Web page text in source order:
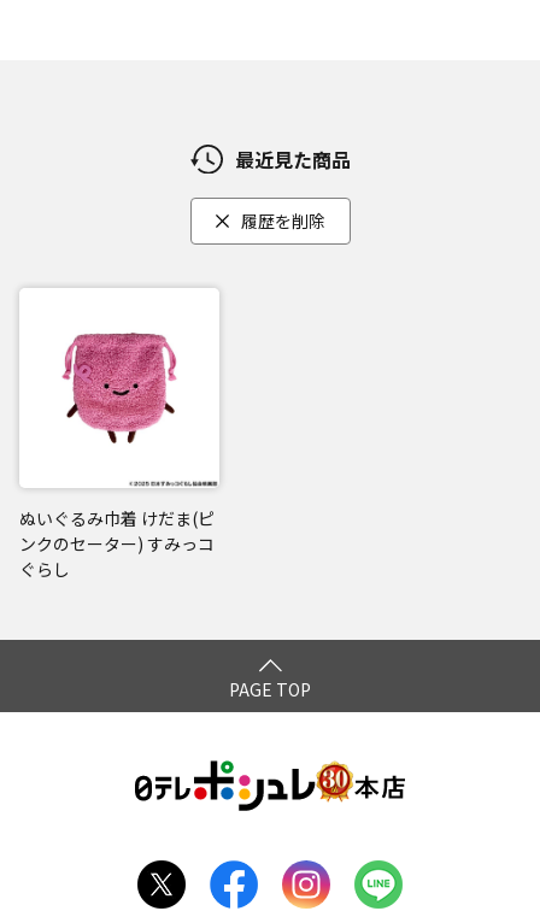
最近見た商品
履歴を削除
ぬいぐるみ巾着 けだま(ピ
ンクのセーター) すみっコ
ぐらし
PAGE TOP